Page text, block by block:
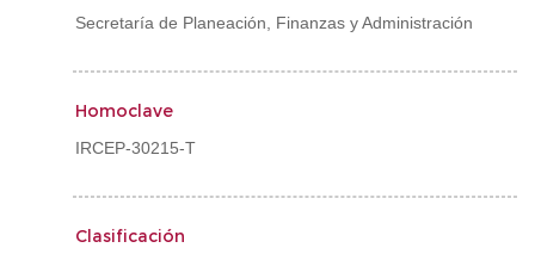
Secretaría de Planeación, Finanzas y Administración
Homoclave
IRCEP-30215-T
Clasificación